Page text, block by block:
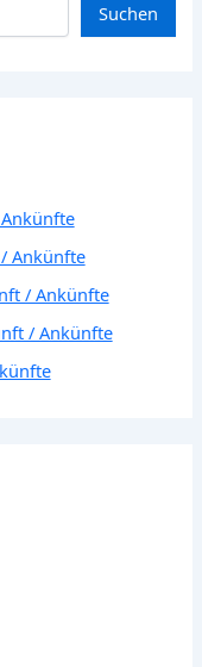
Suchen
Ankünfte
/ Ankünfte
/ Ankünfte